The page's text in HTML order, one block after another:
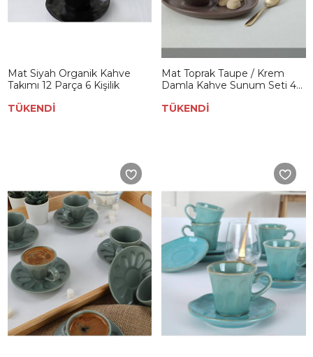
Mat Siyah Organik Kahve
Takımı 12 Parça 6 Kişilik
TÜKENDİ
Mat Toprak Taupe / Krem
Damla Kahve Sunum Seti 4
TÜKENDİ